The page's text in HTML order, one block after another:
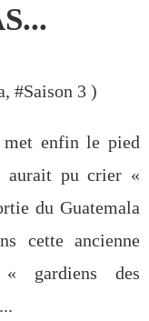
, #Saison 3 )
enfin le pied
pu crier «
du Guatemala
cette ancienne
gardiens des